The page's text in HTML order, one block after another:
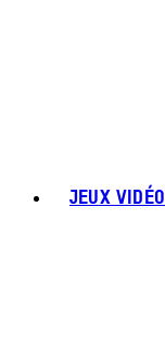
JEUX VIDÉO